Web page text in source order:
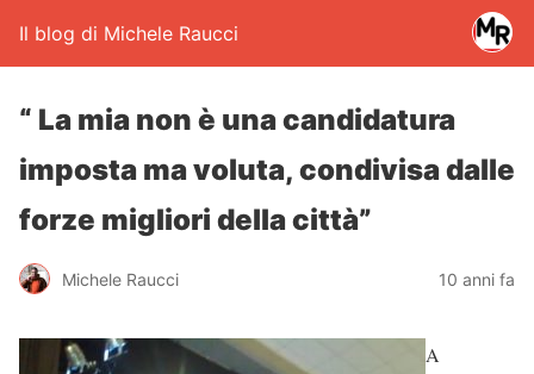
Il blog di Michele Raucci
“ La mia non è una candidatura
imposta ma voluta, condivisa dalle
forze migliori della città”
Michele Raucci 10 anni fa
A